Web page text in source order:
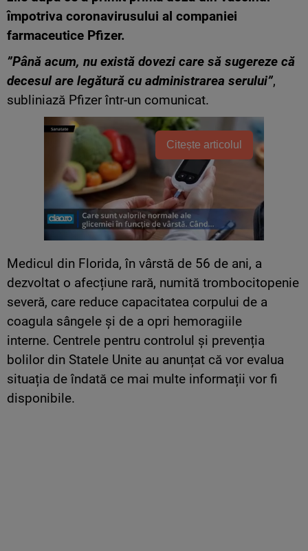
împotriva coronavirusului al companiei
farmaceutice Pfizer.
”Până acum, nu există dovezi care să sugereze că
decesul are legătură cu administrarea serului”,
subliniază Pfizer într-un comunicat.
Citește articolul
Medicul din Florida, în vârstă de 56 de ani, a
dezvoltat o afecțiune rară, numită trombocitopenie
severă, care reduce capacitatea corpului de a
coagula sângele și de a opri hemoragiile
interne. Centrele pentru controlul și prevenția
bolilor din Statele Unite au anunțat că vor evalua
situația de îndată ce mai multe informații vor fi
disponibile.